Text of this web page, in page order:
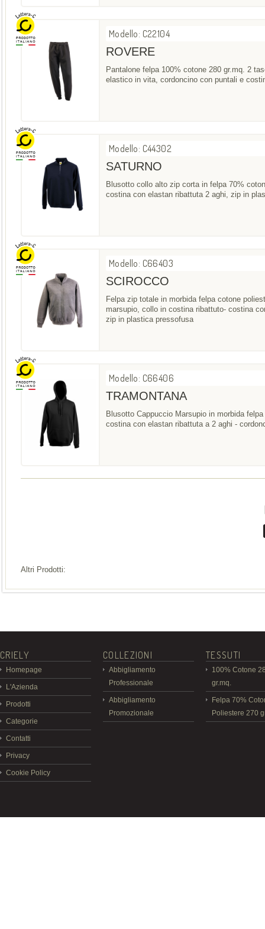
Modello: C22104
ROVERE
Pantalone felpa 100% cotone 280 gr.mq. 2
elastico in vita, cordoncino con puntali e
Modello: C44302
SATURNO
Blusotto collo alto zip corta in felpa 70%
costina con elastan ribattuta 2 aghi, zip in
Modello: C66403
SCIROCCO
Felpa zip totale in morbida felpa cotone
marsupio, collo in costina ribattuto- costina
zip in plastica pressofusa
Modello: C66406
TRAMONTANA
Blusotto Cappuccio Marsupio in morbida
costina con elastan ribattuta a 2 aghi -
Altri Prodotti:
CRIELY
Homepage
L'Azienda
Prodotti
Categorie
Contatti
Privacy
Cookie Policy
COLLEZIONI
Abbigliamento
Professionale
Abbigliamento
Promozionale
TESSUTI
100% Cotone
gr.mq.
Felpa 70%
Poliestere 270